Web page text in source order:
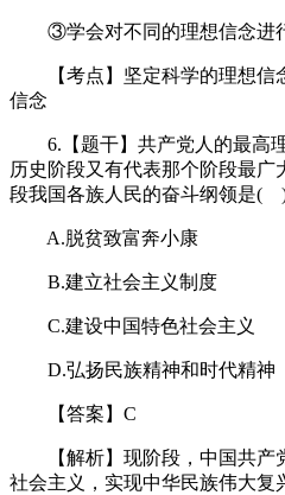
③学会对不同的理想信念进行
【考点】坚定科学的理想信
信念
6.【题干】共产党人的最高理
历史阶段又有代表那个阶段最
段我国各族人民的奋斗纲领是( )
A.脱贫致富奔小康
B.建立社会主义制度
C.建设中国特色社会主义
D.弘扬民族精神和时代精神
【答案】C
【解析】现阶段，中国共产
社会主义，实现中华民族伟大复